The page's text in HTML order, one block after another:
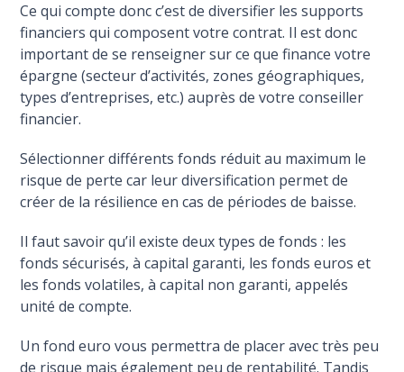
Ce qui compte donc c’est de diversifier les supports
financiers qui composent votre contrat. Il est donc
important de se renseigner sur ce que finance votre
épargne (secteur d’activités, zones géographiques,
types d’entreprises, etc.) auprès de votre conseiller
financier.
Sélectionner différents fonds réduit au maximum le
risque de perte car leur diversification permet de
créer de la résilience en cas de périodes de baisse.
Il faut savoir qu’il existe deux types de fonds : les
fonds sécurisés, à capital garanti, les fonds euros et
les fonds volatiles, à capital non garanti, appelés
unité de compte.
Un fond euro vous permettra de placer avec très peu
de risque mais également peu de rentabilité. Tandis